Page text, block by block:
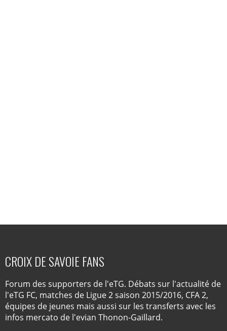
CROIX DE SAVOIE FANS
Forum des supporters de l'eTG. Débats sur l'actualité de
l'eTG FC, matches de Ligue 2 saison 2015/2016, CFA 2,
équipes de jeunes mais aussi sur les transferts avec les
infos mercato de l'evian Thonon-Gaillard.